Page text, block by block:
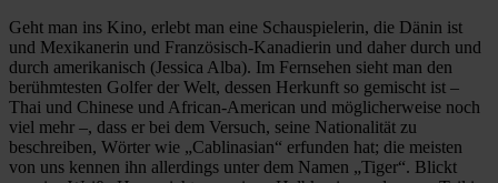
Geht man ins Kino, erlebt man eine Schauspielerin, die Dänin ist
und Mexikanerin und Französisch-Kanadierin und daher durch und
durch amerikanisch (Jessica Alba). Im Fernsehen sieht man den
berühmtesten Golfer der Welt, dessen Herkunft so gemischt ist –
Thai und Chinese und African-American und möglicherweise noch
viel mehr –, dass er bei dem Versuch, seine Nationalität zu
beschreiben, Wörter wie „Cablinasian“ erfunden hat; die meisten
von uns kennen ihn allerdings unter dem Namen „Tiger“. Blickt